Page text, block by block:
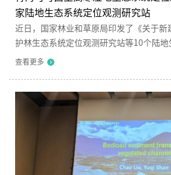
少...
家陆地生态系统定位观测研究站
近日，国家林业和草原局印发了《关于新
护林生态系统定位观测研究站等10个陆
站的通知》（林科发〔2025〕46号），
站”成功获批。此次获批建设国家陆地生
站，标志着四川大学在青藏高原生态保护
查看更多